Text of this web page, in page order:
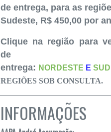
de entrega, para as
Sudeste, R$ 450,00 por
Clique na região para
de
entrega: NORDESTE E
REGIÕES SOB CONSULTA.
INFORMAÇÕES